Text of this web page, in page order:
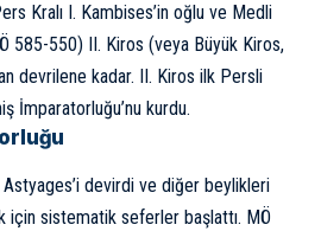
Kralı I. Kambises’in oğlu ve Medli
585-550) II. Kiros (veya Büyük Kiros,
devrilene kadar. II. Kiros ilk Persli
İmparatorluğu’nu kurdu.
Astyages’i devirdi ve diğer beylikleri
için sistematik seferler başlattı. MÖ